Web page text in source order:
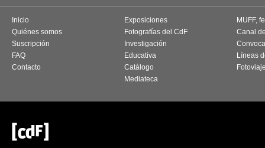
Inicio
Quiénes somos
Suscripción
FAQ
Contacto
Exposiciones
Fotografías del CdF
Investigación
Educativa
Catálogo
Mediateca
MUFF,
Canal
Líneas